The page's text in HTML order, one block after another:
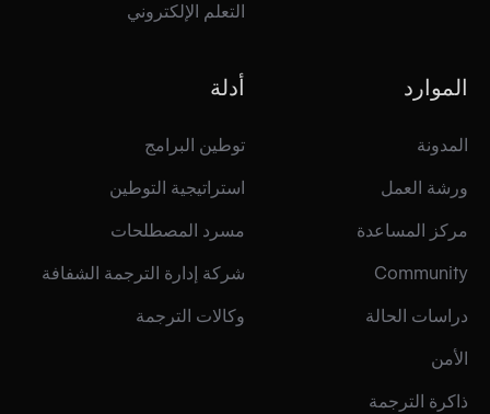
التعلم الإلكتروني
الموارد
المدونة
ورشة العمل
مركز المساعدة
Community
دراسات الحالة
الأمن
ذاكرة الترجمة
أدلة
توطين البرامج
استراتيجية التوطين
مسرد المصطلحات
شركة إدارة الترجمة الشفافة
وكالات الترجمة